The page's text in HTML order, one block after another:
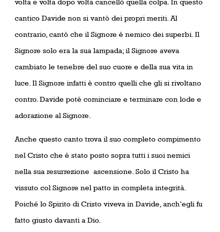
volta e volta dopo volta cancellò quella colpa. In questo
cantico Davide non si vantò dei propri meriti. Al
contrario, cantò che il Signore è nemico dei superbi. Il
Signore solo era la sua lampada; il Signore aveva
cambiato le tenebre del suo cuore e della sua vita in
luce. Il Signore infatti è contro quelli che gli si rivoltano
contro. Davide potè cominciare e terminare con lode e
adorazione al Signore.
Anche questo canto trova il suo completo compimento
nel Cristo che è stato posto sopra tutti i suoi nemici
nella sua resurrezione ascensione. Solo il Cristo ha
vissuto col Signore nel patto in completa integrità.
Poiché lo Spirito di Cristo viveva in Davide, anch’egli fu
fatto giusto davanti a Dio.